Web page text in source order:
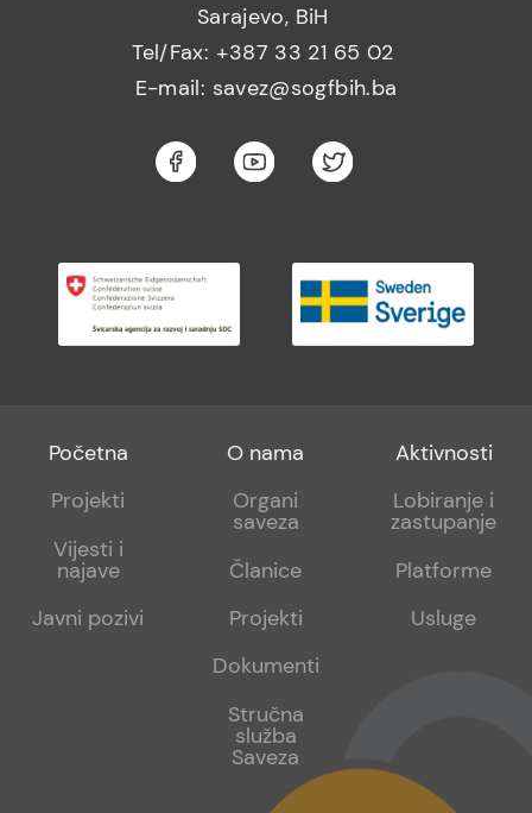
Sarajevo, BiH
Tel/Fax: +387 33 21 65 02
E-mail: savez@sogfbih.ba
Footer
menu
Početna
Projekti
Vijesti i
najave
Javni pozivi
Footer
sub
O nama
Organi
saveza
Članice
Projekti
Dokumenti
Stručna
služba
Saveza
Footer
sub
Aktivnosti
Lobiranje i
zastupanje
Platforme
Usluge